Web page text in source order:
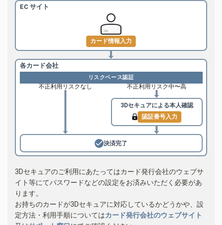
EC サイト
カード情報入力
各カード会社
リスクベース認証
不正利用リスクなし 不正利用リスク中〜高
3Dセキュアによる本人確認
認証番号入力
決済完了
3Dセキュアのご利用にあたってはカード発行会社のウェブサ
イト等にてパスワードなどの設定をお済みいただく必要があ
ります。
お持ちのカードが3Dセキュアに対応しているかどうかや、設
定方法・利用手順についてはカード発行会社のウェブサイト